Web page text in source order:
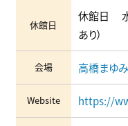
休館日
休館日 水
あり）
会場 高橋まゆ
Website https://